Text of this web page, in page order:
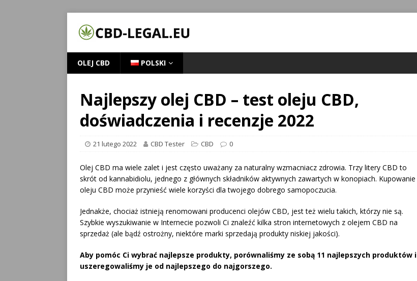
OLEJ CBD POLSKI
Najlepszy olej CBD – test oleju CBD,
doświadczenia i recenzje 2022
21 lutego 2022 CBD Tester CBD 0
Olej CBD ma wiele zalet i jest często uważany za naturalny wzmacniacz zdrowia. Trzy litery CBD to
skrót od kannabidiolu, jednego z głównych składników aktywnych zawartych w konopiach. Kupowanie
oleju CBD może przynieść wiele korzyści dla twojego dobrego samopoczucia.
Jednakże, chociaż istnieją renomowani producenci olejów CBD, jest też wielu takich, którzy nie są.
Szybkie wyszukiwanie w Internecie pozwoli Ci znaleźć kilka stron internetowych z olejem CBD na
sprzedaż (ale bądź ostrożny, niektóre marki sprzedają produkty niskiej jakości).
Aby pomóc Ci wybrać najlepsze produkty, porównaliśmy ze sobą 11 najlepszych produktów i
uszeregowaliśmy je od najlepszego do najgorszego.